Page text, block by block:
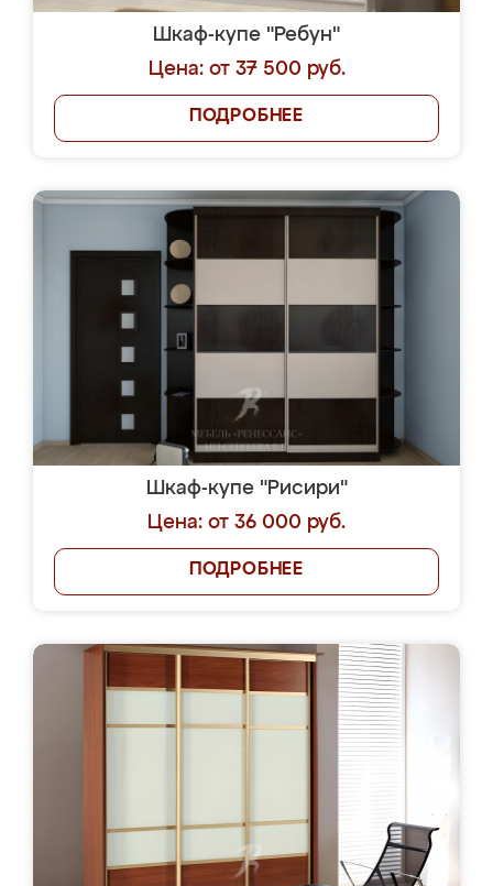
Шкаф-купе "Ребун"
Цена: от 37 500 руб.
ПОДРОБНЕЕ
Шкаф-купе "Рисири"
Цена: от 36 000 руб.
ПОДРОБНЕЕ